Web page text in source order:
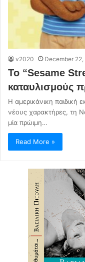
v2020 December
Το “Sesame
καταυλισμούς
Η αμερικάνικη παιδική
νέους χαρακτήρες, τη
μία πρώιμη…
Read More »